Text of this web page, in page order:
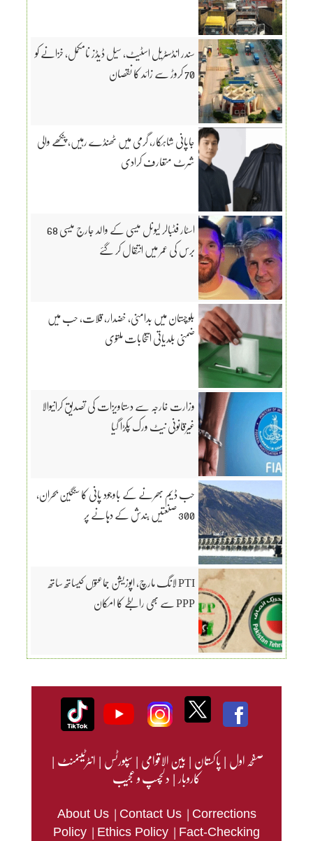
سندر انڈسٹریل اسٹیٹ، سیل ڈیڈز نامکمل، خزانے کو
70 کروڑ سے زائد کا نقصان
جاپانی شاہکار، گرمی میں ٹھنڈے رہیں، پنکھے والی
شرٹ متعارف کرادی
اسٹار فٹبالر لیونل میسی کے والد جارج میسی 68
برس کی عمر میں انتقال کر گئے
بلوچستان میں بدامنی، خضدار، قلات، حب میں
ضمنی بلدیاتی انتخابات ملتوی
وزارت خارجہ سے دستاویزات کی تصدیق کرانیوالا
غیرقانونی نیٹ ورک پکڑا گیا
حب ڈیم بھرنے کے باوجود پانی کا سنگین بحران،
300 صنعتیں بندش کے دہانے پر
PTI لانگ مارچ، اپوزیشن جماعتوں کیساتھ ساتھ
PPP سے بھی رابطے کا امکان
صفحہ اول|پاکستان|بین الاقوامی|سپورٹس|انٹرٹینمنٹ|
کاروبار|دلچسپ و عجیب
About Us | Contact Us | Corrections
Policy | Ethics Policy | Fact-Checking